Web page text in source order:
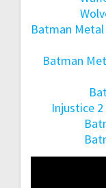
Batman
Batman
Injustice